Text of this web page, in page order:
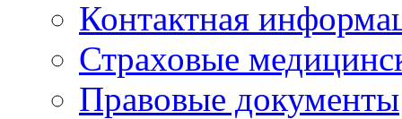
Контактная
Страховые
Правовые документы